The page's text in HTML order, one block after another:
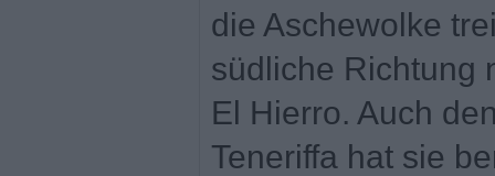
die Aschewolke
südliche Richtung
El Hierro. Auch
Teneriffa hat sie